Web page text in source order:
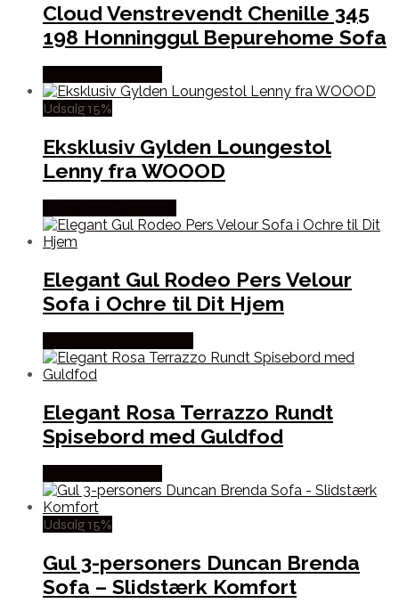
Cloud Venstrevendt Chenille 345
198 Honninggul Bepurehome Sofa
Udsalg 15%
Eksklusiv Gylden Loungestol
Lenny fra WOOOD
Elegant Gul Rodeo Pers Velour
Sofa i Ochre til Dit Hjem
Elegant Rosa Terrazzo Rundt
Spisebord med Guldfod
Udsalg 15%
Gul 3-personers Duncan Brenda
Sofa – Slidstærk Komfort